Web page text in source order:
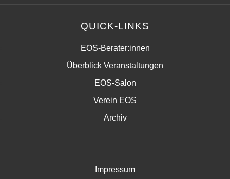
QUICK-LINKS
EOS-Berater:innen
Überblick Veranstaltungen
EOS-Salon
Verein EOS
Archiv
Impressum